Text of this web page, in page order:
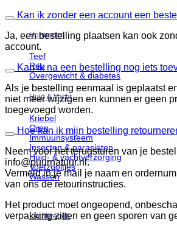
Hormonen
Teef
Reu
Overgewicht & diabetes
Huid & Vacht
Kriebel
Oren
Immuunsysteem
Insecten & parasieten
Huid- & vachtverzorging
Voetzooltjes
Wassen
Luchtwegen
Kan ik zonder een account een
Ja, een bestelling plaatsen kan ook
account.
Kan ik na een bestelling nog iets
Als je bestelling eenmaal is geplaatst
niet meer wijzigen en kunnen er geen
toegevoegd worden.
Hoe kan ik mijn bestelling
Neem voor het terugsturen van je
info@puurnatuur.nl.
Vermeld in je mail je naam en
van ons de retourinstructies.
Het product moet ongeopend,
verpakking zitten en geen sporen van